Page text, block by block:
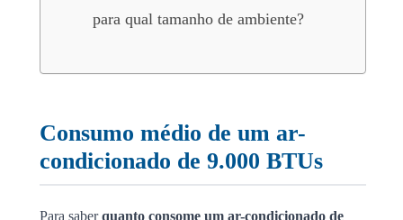
para qual tamanho de ambiente?
Consumo médio de um ar-
condicionado de 9.000 BTUs
Para saberquanto consome um ar-condicionado de